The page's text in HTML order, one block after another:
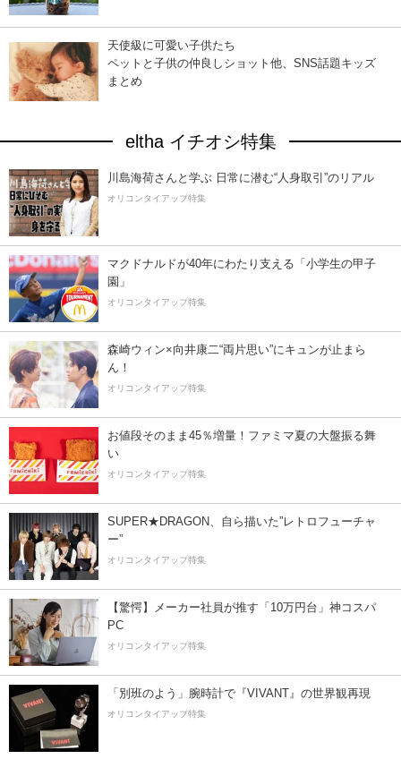
天使級に可愛い子供たち
ペットと子供の仲良しショット他、SNS話題キッズ
まとめ
eltha イチオシ特集
川島海荷さんと学ぶ 日常に潜む“人身取引”のリアル
オリコンタイアップ特集
マクドナルドが40年にわたり支える「小学生の甲子
園」
オリコンタイアップ特集
森崎ウィン×向井康二“両片思い”にキュンが止まら
ん！
オリコンタイアップ特集
お値段そのまま45％増量！ファミマ夏の大盤振る舞
い
オリコンタイアップ特集
SUPER★DRAGON、自ら描いた”レトロフューチャ
ー”
オリコンタイアップ特集
【驚愕】メーカー社員が推す「10万円台」神コスパ
PC
オリコンタイアップ特集
「別班のよう」腕時計で『VIVANT』の世界観再現
オリコンタイアップ特集